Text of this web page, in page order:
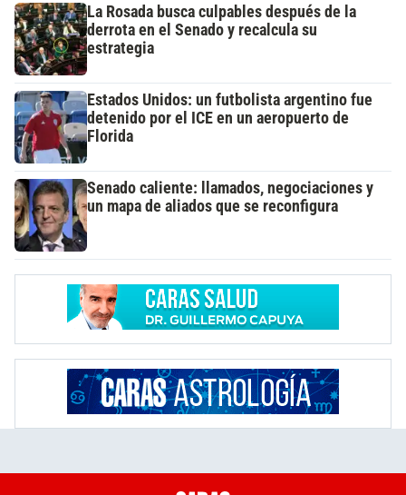
La Rosada busca culpables después de la
derrota en el Senado y recalcula su
estrategia
Estados Unidos: un futbolista argentino fue
detenido por el ICE en un aeropuerto de
Florida
Senado caliente: llamados, negociaciones y
un mapa de aliados que se reconfigura